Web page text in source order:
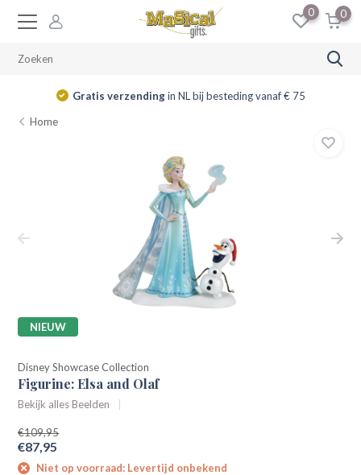
0 0
Gratis verzendingin NL bij besteding vanaf € 75
Home
NIEUW
Disney Showcase Collection
Figurine: Elsa and Olaf
Bekijk alles Beelden
€109,95
€87,95
Niet op voorraad: Levertijd onbekend